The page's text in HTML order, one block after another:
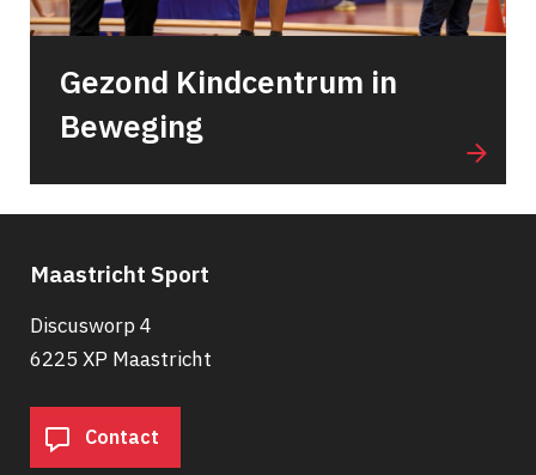
Gezond Kindcentrum in
Beweging
Maastricht Sport
Discusworp 4
6225 XP Maastricht
Contact